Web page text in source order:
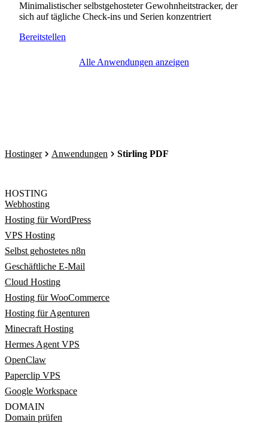
Minimalistischer selbstgehosteter Gewohnheitstracker, der
sich auf tägliche Check-ins und Serien konzentriert
Bereitstellen
Alle Anwendungen anzeigen
Hostinger Anwendungen Stirling PDF
HOSTING
Webhosting
Hosting für WordPress
VPS Hosting
Selbst gehostetes n8n
Geschäftliche E-Mail
Cloud Hosting
Hosting für WooCommerce
Hosting für Agenturen
Minecraft Hosting
Hermes Agent VPS
OpenClaw
Paperclip VPS
Google Workspace
DOMAIN
Domain prüfen